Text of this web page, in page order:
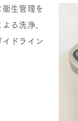
生管理を
る洗浄、
ドライン